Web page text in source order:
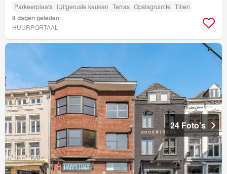
Parkeerplaats IUitgeruste keuken Terras Opslagruimte Tillen
8 dagen geleden
HUURPORTAAL
24 Foto's